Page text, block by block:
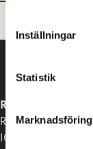
Inställningar
Statistik
Marknadsföring
RASEBORGS STAD
Raseborgsvägen 37
10650 Ekenäs